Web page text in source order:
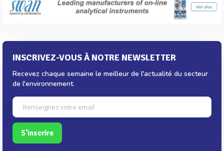
INSCRIVEZ-VOUS À NOTRE NEWSLETTER
Recevez chaque semaine le meilleur de l'actualité du secteur
de l'environnement.
S'inscrire